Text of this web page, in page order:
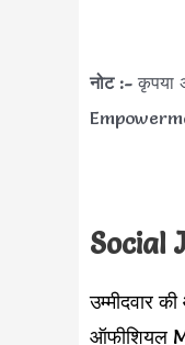
नोट :- कृपया
Social
उम्मीदवार की
ऑफीशियल